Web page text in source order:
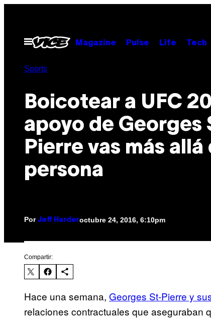
contenido
Abrir
Menú
Magazine Pulse Life Tech
Sports
Boicotear a UFC
apoyo de Georges
Pierre vas más allá
persona
Por Jeff Harderoctubre 24, 2016, 6:10pm
Compartir:
Hace una semana, Georges St-Pierre y
relaciones contractuales que aseguraban